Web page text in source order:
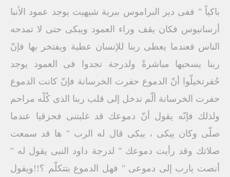
باكياً " ففى دير البراموس ببرية شيهيت يوجد عمود الأنبا
أرسانيوس فكان يقف وراء العمود ويبكى حتى لا تمدحه
الناس فعندما يعطى ربنا للإنسان عطية ويفتخر بها فإنّ
ربنا يسحبها مباشرةً ولدرجة تجدوا فى العمود يوجد
حُفرتخيلّوا أنّ الدموع حفرت الخرسانة فإنّ كانت الدموع
حفرت الخرسانة ألّم تدخل إلى قلب ربنا الذى كُلّه مراحم
ولذلك فإنّه يقول أنّ دموعك قد غلبتنى فحزقيا عندما
صلّى وكان يبكى ، يبكى قال له الرب " ها قد سمعت
صلاتك وقد رأيت دموعك " لدرجة داود النبى يقول له "
أنصت يارب إلى دموعى " فهل الدموع بتتكلّم ؟!!ويقول